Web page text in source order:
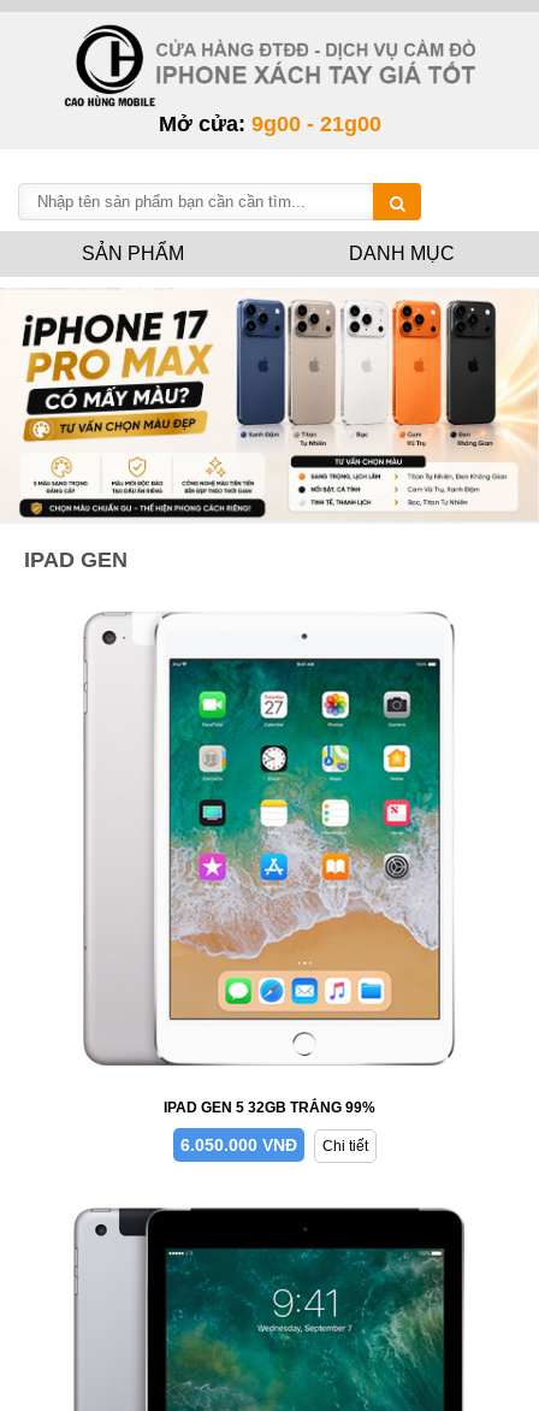
Mở cửa: 9g00 - 21g00
SẢN PHẨM DANH MỤC
IPAD GEN
IPAD GEN 5 32GB TRẮNG 99%
6.050.000 VNĐ Chi tiết